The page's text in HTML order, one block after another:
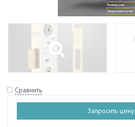
Сравнить
Запросить цену